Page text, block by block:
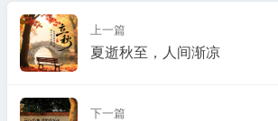
上一篇
夏逝秋至，人间渐凉
下一篇